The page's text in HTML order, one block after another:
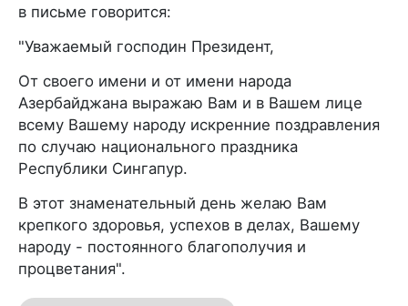
в письме говорится:
"Уважаемый господин Президент,
От своего имени и от имени народа
Азербайджана выражаю Вам и в Вашем лице
всему Вашему народу искренние поздравления
по случаю национального праздника
Республики Сингапур.
В этот знаменательный день желаю Вам
крепкого здоровья, успехов в делах, Вашему
народу - постоянного благополучия и
процветания".